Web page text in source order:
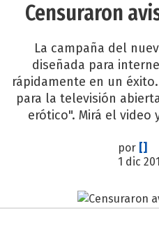
Censuraron
La campaña del
diseñada para
rápidamente en un
para la televisión
erótico". Mirá el video
por []
1 dic